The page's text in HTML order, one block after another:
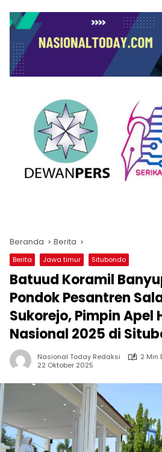
Beranda Berita
Berita Jawa timur Situbondo
Batuud Koramil
Pondok Pesantren
Sukorejo, Pimpin Apel
Nasional 2025 di
Nasional Today Redaksi
2 Min
22 Oktober 2025